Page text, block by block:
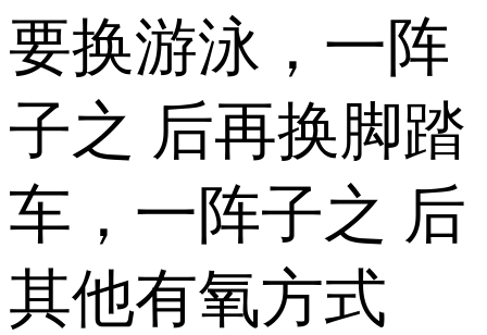
要换游泳，一阵
子之 后再换脚踏
车，一阵子之 后
其他有氧方式